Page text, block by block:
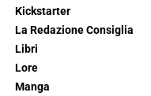
Kickstarter
La Redazione Consiglia
Libri
Lore
Manga